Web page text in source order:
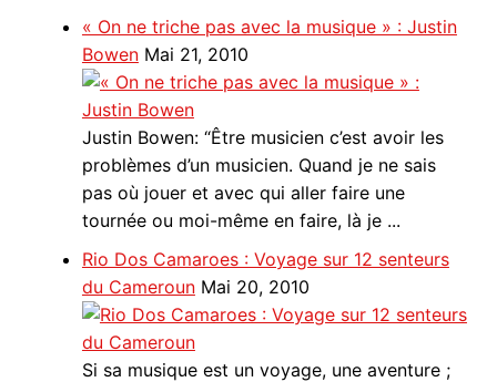
« On ne triche pas avec la musique » : Justin
BowenMai 21, 2010
Justin Bowen: “Être musicien c’est avoir les
problèmes d’un musicien. Quand je ne sais
pas où jouer et avec qui aller faire une
tournée ou moi-même en faire, là je ...
Rio Dos Camaroes : Voyage sur 12 senteurs
du CamerounMai 20, 2010
Si sa musique est un voyage, une aventure ;